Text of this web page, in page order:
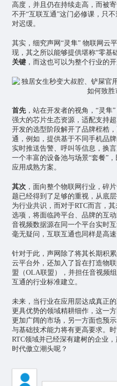
高度，并且仍在持续走高，而被
不开“互联互通”这门必修课，只
对迟缓。
其实，细究声网“灵隼” 物联网云
现，其之所以能够提供堪称“零基
关键，而这也可以为整个行业的
首先，站在开发者的视角，“灵隼
强大的芯片生态资源，适配支持
开发的选型阶段解开了品牌桎梏
通，例如，提供基于不同手机品
实时推送告警、呼叫等信息，换
一个丰富的设备池与场景“套餐”
应用成熟方案。
其次 ，面向整个物联网行业，碎
题已经得到了足够的重视，从底
为行业共识，而对于RTC而言，
选项，将面临跨平台、品牌的互
音视频数据源在同一个平台实时
毫无疑问，互联互通也同样是高速
针对于此，声网除了将其长期积
云平台外，还加入了旨在打造物
盟（OLA联盟），并担任音视频
互通的行业标准建立。
未来，当行业在应用层达成真正
更具优势的领域精耕细作，这一
更加广阔的市场，另一方面也预
与基础技术能力将有更高要求。
RTC领域并已经深有建树的企业
时代傲立潮头呢？